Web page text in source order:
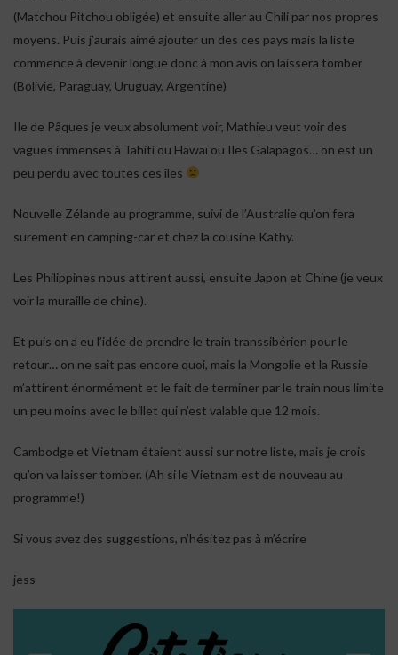
(Matchou Pitchou obligée) et ensuite aller au Chili par nos propres
moyens. Puis j’aurais aimé ajouter un des ces pays mais la liste
commence à devenir longue donc à mon avis on laissera tomber
(Bolivie, Paraguay, Uruguay, Argentine)
Ile de Pâques je veux absolument voir, Mathieu veut voir des
vagues immenses à Tahiti ou Hawaï ou Iles Galapagos… on est un
peu perdu avec toutes ces îles
Nouvelle Zélande au programme, suivi de l’Australie qu’on fera
surement en camping-car et chez la cousine Kathy.
Les Philippines nous attirent aussi, ensuite Japon et Chine (je veux
voir la muraille de chine).
Et puis on a eu l’idée de prendre le train transsibérien pour le
retour… on ne sait pas encore quoi, mais la Mongolie et la Russie
m’attirent énormément et le fait de terminer par le train nous limite
un peu moins avec le billet qui n’est valable que 12 mois.
Cambodge et Vietnam étaient aussi sur notre liste, mais je crois
qu’on va laisser tomber. (Ah si le Vietnam est de nouveau au
programme!)
Si vous avez des suggestions, n’hésitez pas à m’écrire
jess
Set Youtube Channel ID